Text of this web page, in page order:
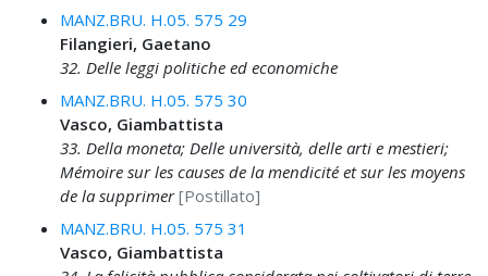
MANZ.BRU. H.05. 575 29
Filangieri, Gaetano
32. Delle leggi politiche ed economiche
MANZ.BRU. H.05. 575 30
Vasco, Giambattista
33. Della moneta; Delle università, delle arti e mestieri;
Mémoire sur les causes de la mendicité et sur les moyens
de la supprimer [Postillato]
MANZ.BRU. H.05. 575 31
Vasco, Giambattista